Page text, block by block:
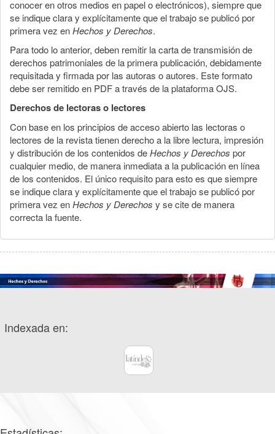
conocer en otros medios en papel o electrónicos), siempre que
se indique clara y explícitamente que el trabajo se publicó por
primera vez enHechos y Derechos.
Para todo lo anterior, deben remitir la carta de transmisión de
derechos patrimoniales de la primera publicación, debidamente
requisitada y firmada por las autoras o autores. Este formato
debe ser remitido en PDF a través de la plataforma OJS.
Derechos de lectoras o lectores
Con base en los principios de acceso abierto las lectoras o
lectores de la revista tienen derecho a la libre lectura, impresión
y distribución de los contenidos deHechos y Derechos por
cualquier medio, de manera inmediata a la publicación en línea
de los contenidos. El único requisito para esto es que siempre
se indique clara y explícitamente que el trabajo se publicó por
primera vez enHechos y Derechos y se cite de manera
correcta la fuente.
Indexada en: